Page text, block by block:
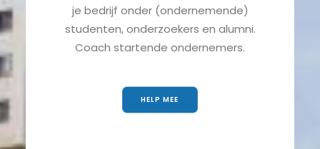
je bedrijf onder (ondernemende)
studenten, onderzoekers en alumni.
Coach startende ondernemers.
HELP MEE